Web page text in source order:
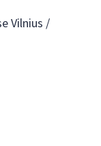
Vilnius /